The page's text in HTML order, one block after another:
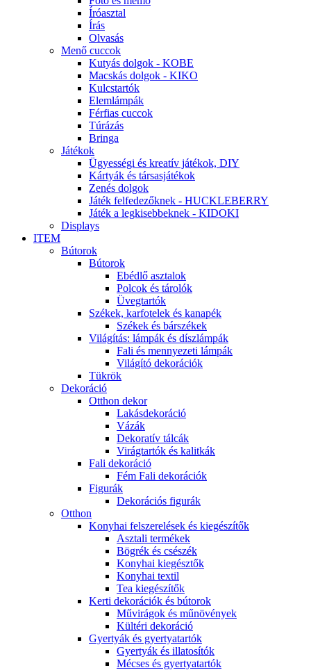
Íróasztal
Írás
Olvasás
Menő cuccok
Kutyás dolgok - KOBE
Macskás dolgok - KIKO
Kulcstartók
Elemlámpák
Férfias cuccok
Túrázás
Bringa
Játékok
Ügyességi és kreatív játékok, DIY
Kártyák és társasjátékok
Zenés dolgok
Játék felfedezőknek - HUCKLEBERRY
Játék a legkisebbeknek - KIDOKI
Displays
ITEM
Bútorok
Bútorok
Ebédlő asztalok
Polcok és tárolók
Üvegtartók
Székek, karfotelek és kanapék
Székek és bárszékek
Világítás: lámpák és díszlámpák
Fali és mennyezeti lámpák
Világító dekorációk
Tükrök
Dekoráció
Otthon dekor
Lakásdekoráció
Vázák
Dekoratív tálcák
Virágtartók és kalitkák
Fali dekoráció
Fém Fali dekorációk
Figurák
Dekorációs figurák
Otthon
Konyhai felszerelések és kiegészítők
Asztali termékek
Bögrék és csészék
Konyhai kiegésztők
Konyhai textil
Tea kiegészítők
Kerti dekorációk és bútorok
Művirágok és műnövények
Kültéri dekoráció
Gyertyák és gyertyatartók
Gyertyák és illatosítók
Mécses és gyertyatartók